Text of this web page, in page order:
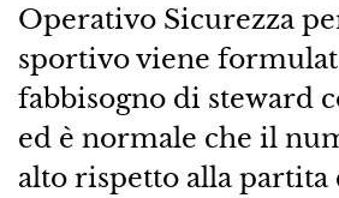
Operativo Sicurezza
sportivo viene
fabbisogno di steward
ed è normale che il
alto rispetto alla partita